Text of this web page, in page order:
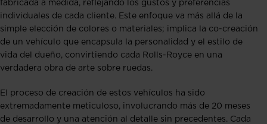
fabricada a medida, reflejando los gustos y preferencias
individuales de cada cliente. Este enfoque va más allá de la
simple elección de colores o materiales; implica la co-creación
de un vehículo que encapsula la personalidad y el estilo de
vida del dueño, convirtiendo cada Rolls-Royce en una
verdadera obra de arte sobre ruedas.
El proceso de creación de estos vehículos ha sido
extremadamente meticuloso, involucrando más de 20 meses
de desarrollo y una atención al detalle sin precedentes. Cada